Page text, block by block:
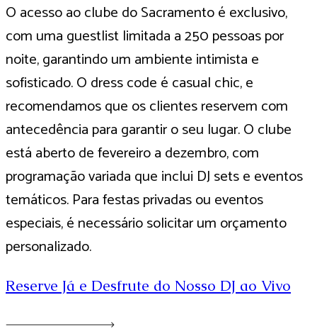
O acesso ao clube do Sacramento é exclusivo,
com uma guestlist limitada a 250 pessoas por
noite, garantindo um ambiente intimista e
sofisticado. O dress code é casual chic, e
recomendamos que os clientes reservem com
antecedência para garantir o seu lugar. O clube
está aberto de fevereiro a dezembro, com
programação variada que inclui DJ sets e eventos
temáticos. Para festas privadas ou eventos
especiais, é necessário solicitar um orçamento
personalizado.
Reserve Já e Desfrute do Nosso DJ ao Vivo